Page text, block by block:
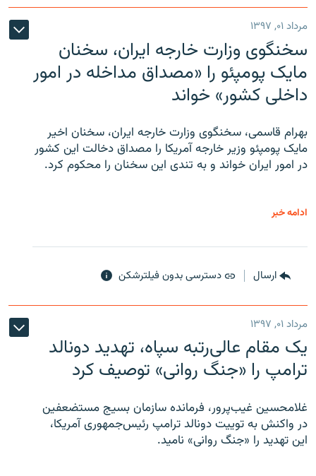
مرداد ۰۱, ۱۳۹۷
سخنگوی وزارت خارجه ایران، سخنان
مایک پومپئو را «مصداق مداخله در امور
داخلی کشور» خواند
بهرام قاسمی، سخنگوی وزارت خارجه ایران، سخنان اخیر
مایک پومپئو وزیر خارجه آمریکا را مصداق دخالت این کشور
در امور ایران خواند و به تندی این سخنان را محکوم کرد.
ادامه خبر
ارسال دسترسی بدون فیلترشکن
مرداد ۰۱, ۱۳۹۷
یک مقام عالی‌رتبه سپاه، تهدید دونالد
ترامپ را «جنگ روانی» توصیف کرد
غلامحسین غیب‌پرور، فرمانده سازمان بسیج مستضعفین
در واکنش به توییت دونالد ترامپ رئیس‌جمهوری آمریکا،
این تهدید را «جنگ روانی» نامید.